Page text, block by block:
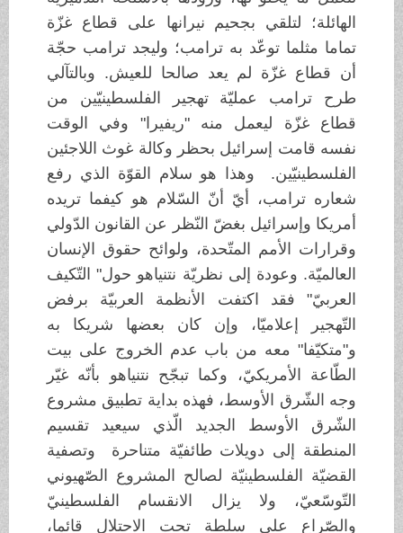
الهائلة؛ لتلقي بجحيم نيرانها على قطاع غزّة
تماما مثلما توعّد به ترامب؛ وليجد ترامب حجّة
أن قطاع غزّة لم يعد صالحا للعيش. وبالتآلي
طرح ترامب عمليّة تهجير الفلسطينيّين من
قطاع غزّة ليعمل منه "ريفيرا" وفي الوقت
نفسه قامت إسرائيل بحظر وكالة غوث اللاجئين
الفلسطينيّين. وهذا هو سلام القوّة الذي رفع
شعاره ترامب، أيّ أنّ السّلام هو كيفما تريده
أمريكا وإسرائيل بغضّ النّظر عن القانون الدّولي
وقرارات الأمم المتّحدة، ولوائح حقوق الإنسان
العالميّة. وعودة إلى نظريّة نتنياهو حول" التّكيف
العربيّ" فقد اكتفت الأنظمة العربيّة برفض
التّهجير إعلاميّا، وإن كان بعضها شريكا به
و"متكيّفا" معه من باب عدم الخروج على بيت
الطّاعة الأمريكيّ، وكما تبجّح نتنياهو بأنّه غيّر
وجه الشّرق الأوسط، فهذه بداية تطبيق مشروع
الشّرق الأوسط الجديد الّذي سيعيد تقسيم
المنطقة إلى دويلات طائفيّة متناحرة وتصفية
القضيّة الفلسطينيّة لصالح المشروع الصّهيوني
التّوسّعيّ، ولا يزال الانقسام الفلسطينيّ
والصّراع على سلطة تحت الاحتلال قائما،